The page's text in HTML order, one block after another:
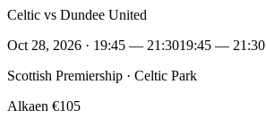
Celtic vs Dundee United
Oct 28, 2026 · 19:45 — 21:3019:45 — 21:30
Scottish Premiership · Celtic Park
Alkaen €105